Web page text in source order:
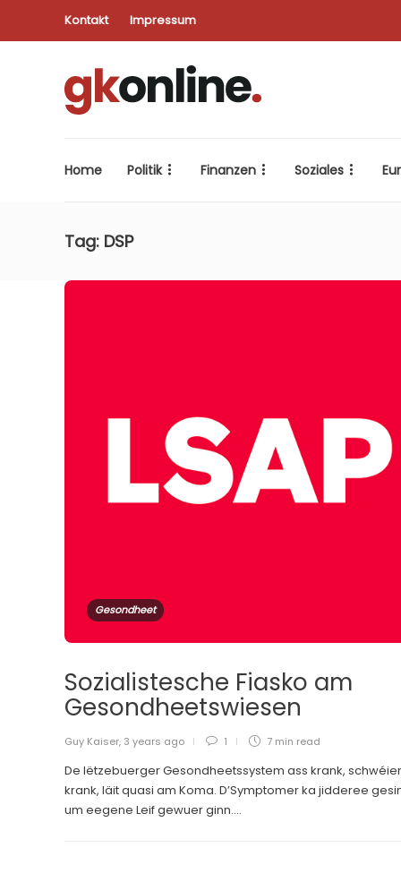
Kontakt Impressum
Home Politik Finanzen Soziales
Tag: DSP
Gesondheet
Sozialistesche Fiasko am
Gesondheetswiesen
Guy Kaiser, 3 years ago 1 7 min read
De lëtzebuerger Gesondheetssystem ass krank, schwéier
krank, läit quasi am Koma. D’Symptomer ka jidderee
um eegene Leif gewuer ginn....